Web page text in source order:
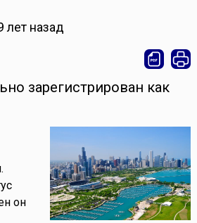
лет назад
зарегистрирован как
он